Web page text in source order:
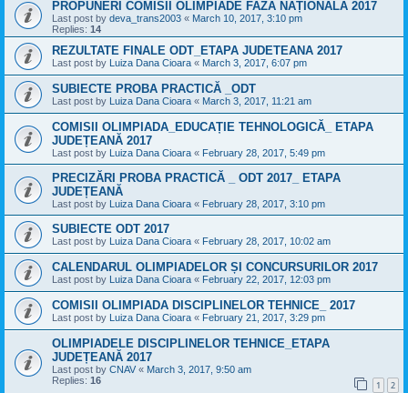
PROPUNERI COMISII OLIMPIADE FAZA NAȚIONALĂ 2017
Last post by deva_trans2003 « March 10, 2017, 3:10 pm
Replies: 14
REZULTATE FINALE ODT_ETAPA JUDETEANA 2017
Last post by Luiza Dana Cioara « March 3, 2017, 6:07 pm
SUBIECTE PROBA PRACTICĂ _ODT
Last post by Luiza Dana Cioara « March 3, 2017, 11:21 am
COMISII OLIMPIADA_EDUCAȚIE TEHNOLOGICĂ_ ETAPA
JUDEȚEANĂ 2017
Last post by Luiza Dana Cioara « February 28, 2017, 5:49 pm
PRECIZĂRI PROBA PRACTICĂ _ ODT 2017_ ETAPA
JUDEȚEANĂ
Last post by Luiza Dana Cioara « February 28, 2017, 3:10 pm
SUBIECTE ODT 2017
Last post by Luiza Dana Cioara « February 28, 2017, 10:02 am
CALENDARUL OLIMPIADELOR ȘI CONCURSURILOR 2017
Last post by Luiza Dana Cioara « February 22, 2017, 12:03 pm
COMISII OLIMPIADA DISCIPLINELOR TEHNICE_ 2017
Last post by Luiza Dana Cioara « February 21, 2017, 3:29 pm
OLIMPIADELE DISCIPLINELOR TEHNICE_ETAPA
JUDEȚEANĂ 2017
Last post by CNAV « March 3, 2017, 9:50 am
Replies: 16 1 2